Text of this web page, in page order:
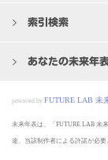
索引検索
あなたの未来年
未来年表は、「FUTURE LAB 未
途、当該制作者による許諾が必要
powered by FUTURE LAB 未